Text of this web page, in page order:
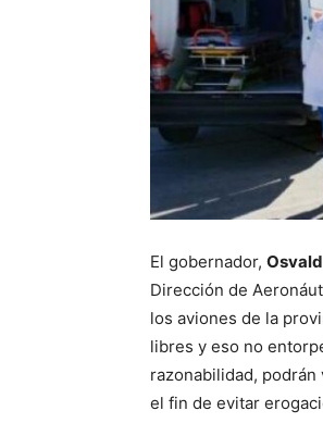
El gobernador,
Dirección de
los aviones de la
libres y eso no
razonabilidad,
el fin de evitar